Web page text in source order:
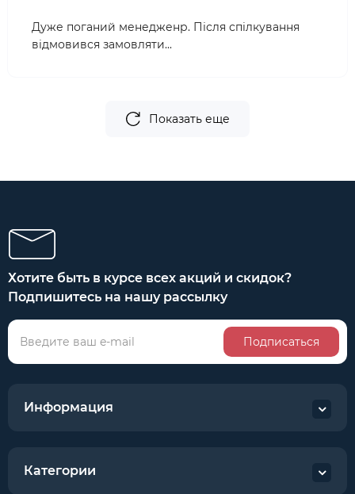
Дуже поганий менедженр. Після спілкування
відмовився замовляти...
Показать еще
Хотите быть в курсе всех акций и скидок?
Подпишитесь на нашу рассылку
Подписаться
Информация
Категории